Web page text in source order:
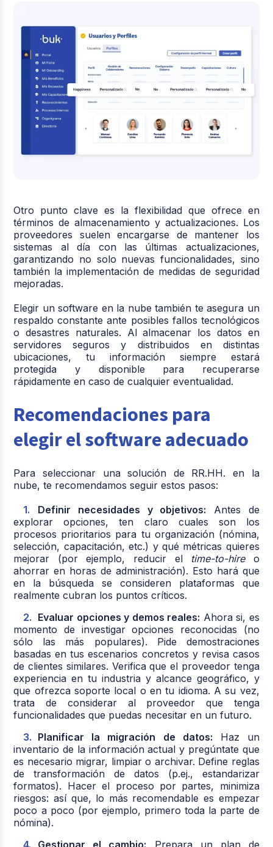
Otro punto clave es la flexibilidad que ofrece en
términos de almacenamiento y actualizaciones. Los
proveedores suelen encargarse de mantener los
sistemas al día con las últimas actualizaciones,
garantizando no solo nuevas funcionalidades, sino
también la implementación de medidas de seguridad
mejoradas.
Elegir un software en la nube también te asegura un
respaldo constante ante posibles fallos tecnológicos
o desastres naturales. Al almacenar los datos en
servidores seguros y distribuidos en distintas
ubicaciones, tu información siempre estará
protegida y disponible para recuperarse
rápidamente en caso de cualquier eventualidad.
Recomendaciones para
elegir el software adecuado
Para seleccionar una solución de RR.HH. en la
nube, te recomendamos seguir estos pasos:
Definir necesidades y objetivos: Antes de
explorar opciones, ten claro cuales son los
procesos prioritarios para tu organización (nómina,
selección, capacitación, etc.) y qué métricas quieres
mejorar (por ejemplo, reducir el time-to-hireo
ahorrar en horas de administración). Esto hará que
en la búsqueda se consideren plataformas que
realmente cubran los puntos críticos.
Evaluar opciones y demos reales: Ahora si, es
momento de investigar opciones reconocidas (no
sólo las más populares). Pide demostraciones
basadas en tus escenarios concretos y revisa casos
de clientes similares. Verifica que el proveedor tenga
experiencia en tu industria y alcance geográfico, y
que ofrezca soporte local o en tu idioma. A su vez,
trata de considerar al proveedor que tenga
funcionalidades que puedas necesitar en un futuro.
Planificar la migración de datos: Haz un
inventario de la información actual y pregúntate que
es necesario migrar, limpiar o archivar. Define reglas
de transformación de datos (p.ej., estandarizar
formatos). Hacer el proceso por partes, minimiza
riesgos: así que, lo más recomendable es empezar
poco a poco (por ejemplo, primero toda la parte de
nómina).
Gestionar el cambio: Prepara un plan de